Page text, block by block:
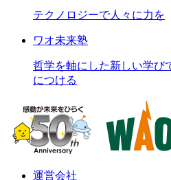
テクノロジーで人々に力を
ワオ未来塾
哲学を軸にした新しい学び
につける
運営会社